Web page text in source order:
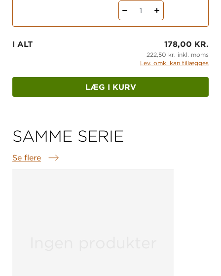
1
I ALT 178,00 KR.
222,50 kr. inkl. moms
Lev. omk. kan tillægges
LÆG I KURV
SAMME SERIE
Se flere
Samme serie